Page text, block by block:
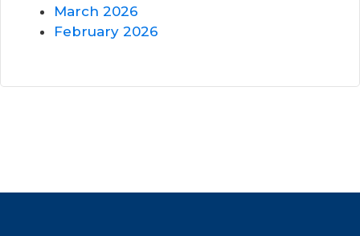
March 2026
February 2026